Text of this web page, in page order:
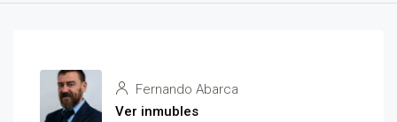
Fernando Abarca
Ver inmubles